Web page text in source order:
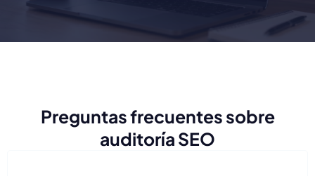
Preguntas frecuentes sobre
auditoría SEO